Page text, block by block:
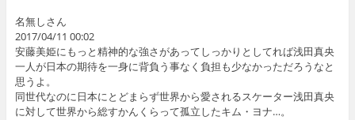
名無しさん
2017/04/11 00:02
安藤美姫にもっと精神的な強さがあってしっかりとしてれば浅田真央
一人が日本の期待を一身に背負う事なく負担も少なかっただろうなと
思うよ。
同世代なのに日本にとどまらず世界から愛されるスケーター浅田真央
に対して世界から総すかんくらって孤立したキム・ヨナ…。